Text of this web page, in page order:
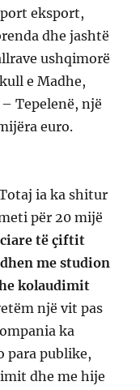
eksport,
dhe jashtë
ushqimorë
e Madhe,
Tepelenë, një
euro.
ia ka shitur
për 20 mijë
të çiftit
me studion
kolaudimit
një vit pas
ka
para publike,
dhe me hije